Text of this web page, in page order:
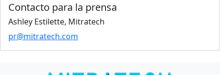
Contacto para la prensa
Ashley Estilette, Mitratech
pr@mitratech.com